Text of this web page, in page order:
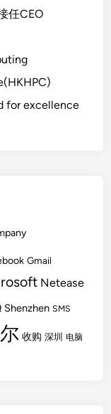
任CEO
for excellence
Gmail
Netease
Shenzhen SMS
收购 深圳 电脑